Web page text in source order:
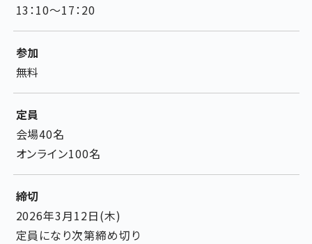
13：10～17：20
参加
無料
定員
会場40名
オンライン100名
締切
2026年3月12日(木)
定員になり次第締め切り